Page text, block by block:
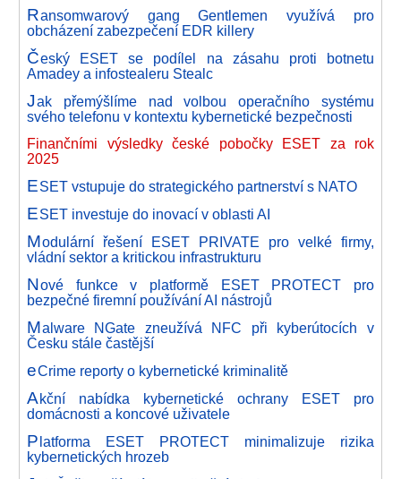
Ransomwarový gang Gentlemen využívá pro
obcházení zabezpečení EDR killery
Český ESET se podílel na zásahu proti botnetu
Amadey a infostealeru Stealc
Jak přemýšlíme nad volbou operačního systému
svého telefonu v kontextu kybernetické bezpečnosti
Finančními výsledky české pobočky ESET za rok
2025
ESET vstupuje do strategického partnerství s NATO
ESET investuje do inovací v oblasti AI
Modulární řešení ESET PRIVATE pro velké firmy,
vládní sektor a kritickou infrastrukturu
Nové funkce v platformě ESET PROTECT pro
bezpečné firemní používání AI nástrojů
Malware NGate zneužívá NFC při kyberútocích v
Česku stále častější
eCrime reporty o kybernetické kriminalitě
Akční nabídka kybernetické ochrany ESET pro
domácnosti a koncové uživatele
Platforma ESET PROTECT minimalizuje rizika
kybernetických hrozeb